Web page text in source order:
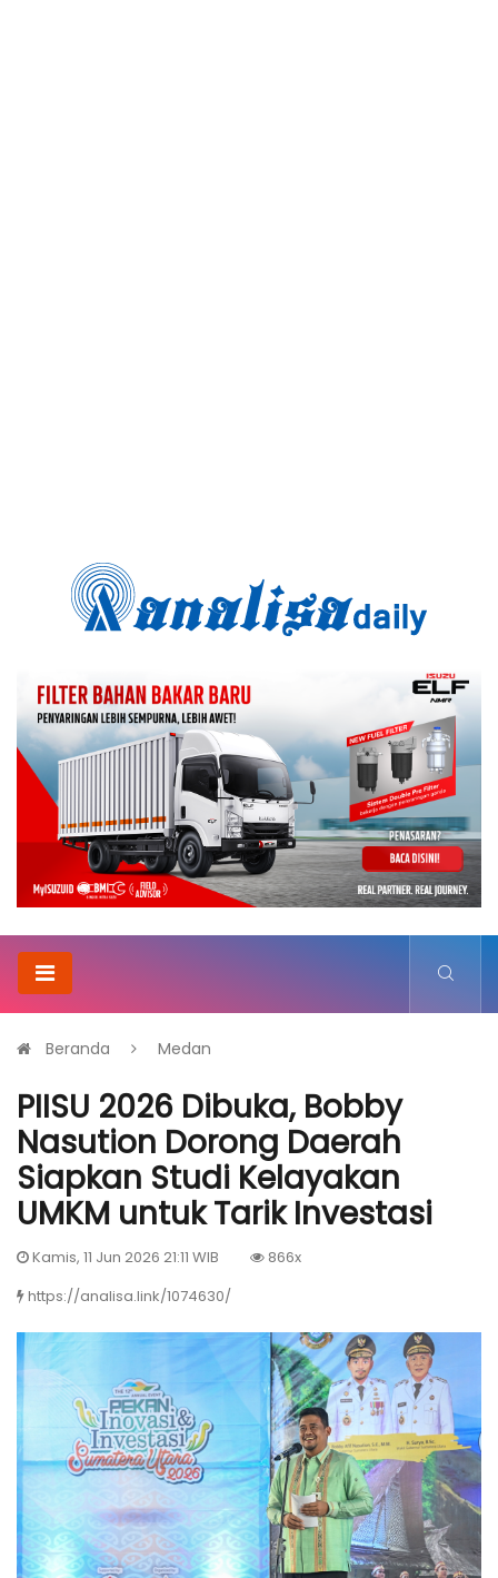
Beranda Medan
PIISU 2026 Dibuka, Bobby
Nasution Dorong Daerah
Siapkan Studi Kelayakan
UMKM untuk Tarik Investasi
Kamis, 11 Jun 2026 21:11 WIB
866x
https://analisa.link/1074630/